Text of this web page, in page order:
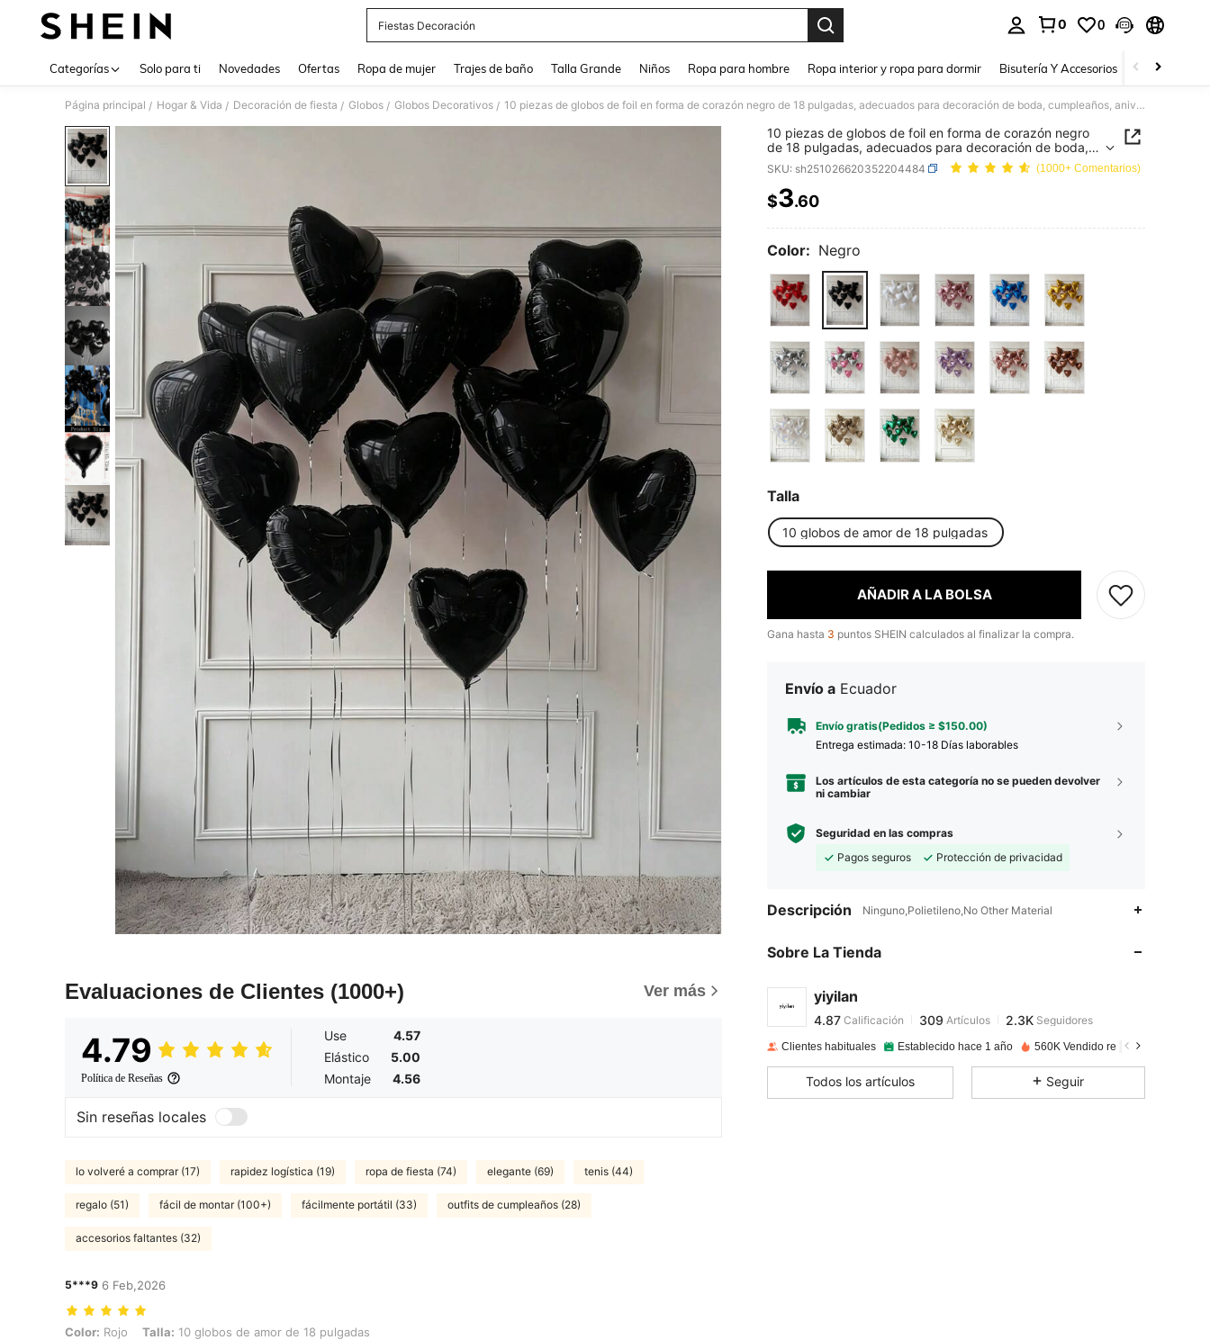
Fiestas Decoración
0 0
Categorías Solo para ti Novedades Ofertas Ropa de mujer Trajes de baño Talla Grande Niños Ropa para hombre Ropa interior y ropa para dormir Bisutería Y Accesorios Zapatos
Página principal / Hogar & Vida / Decoración de fiesta / Globos / Globos Decorativos / 10 piezas de globos de foil en forma de corazón negro de 18 pulgadas, adecuados para decoración de boda, cumpleaños, aniversario, Día de San Valentín, decoración de interiores
Evaluaciones de Clientes (1000+) Ver más
4.79
Política de Reseñas
Use
4.57
Elástico
5.00
Montaje
4.56
Sin reseñas locales
lo volveré a comprar (17) rapidez logística (19) ropa de fiesta (74) elegante (69) tenis (44)
regalo (51) fácil de montar (100+) fácilmente portátil (33) outfits de cumpleaños (28)
accesorios faltantes (32)
5***9 6 Feb,2026
Color: Rojo, Talla: 10 globos de amor de 18 pulgadas
Color: Rojo Talla: 10 globos de amor de 18 pulgadas
10 piezas de globos de foil en forma de corazón negro
de 18 pulgadas, adecuados para decoración de boda,
cumpleaños, aniversario, Día de San Valentín,
decoración de interiores
SKU: sh251026620352204484 (1000+ Comentarios)
PRICE AND AVAILABILITY
$3.60
Color: Negro
Talla
10 globos de amor de 18 pulgadas
AÑADIR A LA BOLSA
Gana hasta 3 puntos SHEIN calculados al finalizar la compra.
Envío a Ecuador
Envío gratis(Pedidos ≥ $150.00)
Entrega estimada: 10-18 Días laborables
Los artículos de esta categoría no se pueden devolver
ni cambiar
Seguridad en las compras
Pagos seguros
Protección de privacidad
Descripción Ninguno,Polietileno,No Other Material
Sobre La Tienda
yiyilan
4.87
4.87
4.87
5***5seguidoHace 1 día
4.87
309
2.3K
4.87
Clientes habituales Establecido hace 1 año 560K Vendido recientemente
Todos los artículos Seguir